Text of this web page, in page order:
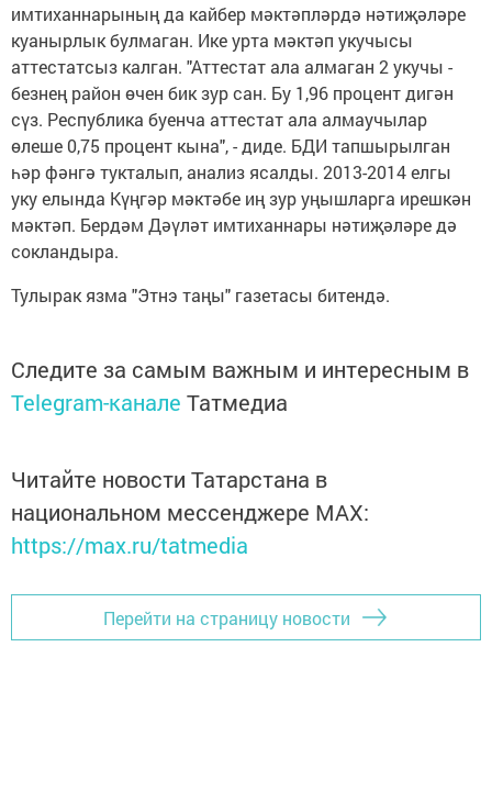
имтиханнарының да кайбер мәктәпләрдә нәтиҗәләре
куанырлык булмаган. Ике урта мәктәп укучысы
аттестатсыз калган. "Аттестат ала алмаган 2 укучы -
безнең район өчен бик зур сан. Бу 1,96 процент дигән
сүз. Республика буенча аттестат ала алмаучылар
өлеше 0,75 процент кына", - диде. БДИ тапшырылган
һәр фәнгә тукталып, анализ ясалды. 2013-2014 елгы
уку елында Күңгәр мәктәбе иң зур уңышларга ирешкән
мәктәп. Бердәм Дәүләт имтиханнары нәтиҗәләре дә
сокландыра.
Тулырак язма "Этнэ таңы" газетасы битендә.
Следите за самым важным и интересным в
Telegram-канале Татмедиа
Читайте новости Татарстана в
национальном мессенджере MАХ:
https://max.ru/tatmedia
Перейти на страницу новости